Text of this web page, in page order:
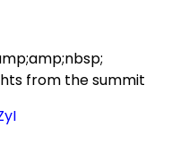
from the summit